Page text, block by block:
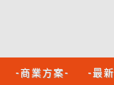
-商業方案- -最